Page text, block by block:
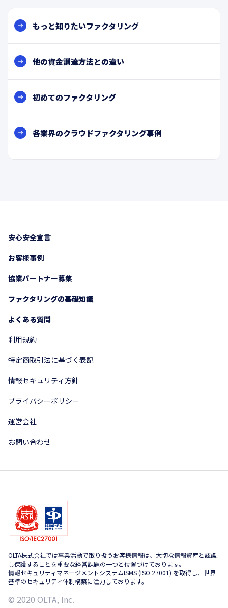
もっと知りたいファクタリング
他の資金調達方法との違い
初めてのファクタリング
各業界のクラウドファクタリング事例
安心安全宣言
お客様事例
協業パートナー募集
ファクタリングの基礎知識
よくある質問
利用規約
特定商取引法に基づく表記
情報セキュリティ方針
プライバシーポリシー
運営会社
お問い合わせ
OLTA株式会社では事業活動で取り扱うお客様情報は、大切な情報資産と認識
し保護することを重要な経営課題の一つと位置づけております。
情報セキュリティマネージメントシステムISMS (ISO 27001) を取得し、世界
基準のセキュリティ体制構築に注力しております。
© 2020 OLTA, Inc.